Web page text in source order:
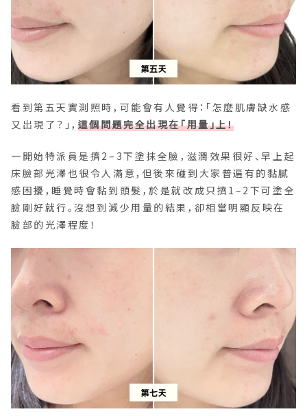
看到第五天實測照時，可能會有人覺得：「怎麼肌膚缺水感
又出現了？」， 這個問題完全出現在「用量」上！
一開始特派員是擠2–3下塗抹全臉，滋潤效果很好、早上起
床臉部光澤也很令人滿意，但後來碰到大家普遍有的黏膩
感困擾，睡覺時會黏到頭髮，於是就改成只擠1–2下可塗全
臉剛好就行。沒想到減少用量的結果，卻相當明顯反映在
臉部的光澤程度！